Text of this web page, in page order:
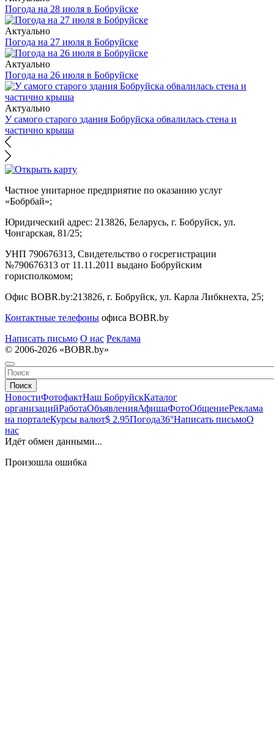
Погода на 28 июля в Бобруйске
Актуально
Погода на 27 июля в Бобруйске
Актуально
Погода на 26 июля в Бобруйске
Актуально
У самого старого здания Бобруйска обвалилась стена и
частично крыша
Частное унитарное предприятие по оказанию услуг
«Бобрбай»;
Юридический адрес: 213826, Беларусь, г. Бобруйск, ул.
Чонгарская, 81/25;
УНП 790676313, Свидетельство о госрегистрации
№790676313 от 11.11.2011 выдано Бобруйским
горисполкомом;
Офис BOBR.by:213826, г. Бобруйск, ул. Карла Либкнехта, 25;
Контактные телефоны офиса BOBR.by
Написать письмо О нас Реклама
© 2006-2026 «BOBR.by»
Поиск
НовостиФотофактНаш БобруйскКаталог
организацийРаботаОбъявленияАфишаФотоОбщениеРеклама
на порталеКурсы валют$ 2.95Погода36°Написать письмоО
нас
Идёт обмен данными...
Произошла ошибка